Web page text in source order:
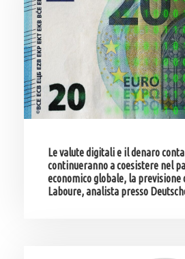
Le valute digitali e il denaro
continueranno a coesistere nel
economico globale, la previsione
Laboure, analista presso